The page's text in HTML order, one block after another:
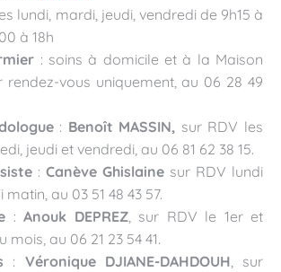
lundi, mardi, jeudi, vendredi de 9h15 à
à 18h
: soins à domicile et à la Maison
rendez-vous uniquement, au 06 28 49
: Benoît MASSIN, sur RDV les
jeudi et vendredi, au 06 81 62 38 15.
: Canève Ghislaine sur RDV lundi
au 03 51 48 43 57.
: Anouk DEPREZ, sur RDV le 1er et
mois, au 06 21 23 54 41.
: Véronique DJIANE-DAHDOUH, sur